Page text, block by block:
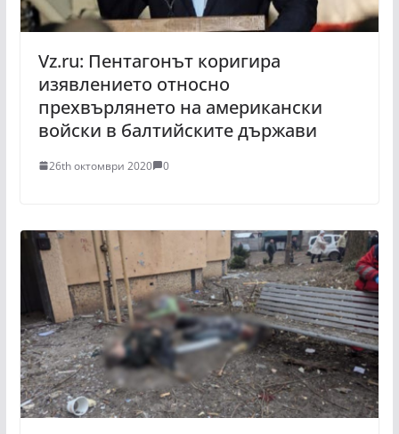
Vz.ru: Пентагонът коригира
изявлението относно
прехвърлянето на американски
войски в балтийските държави
26th октомври 2020 0